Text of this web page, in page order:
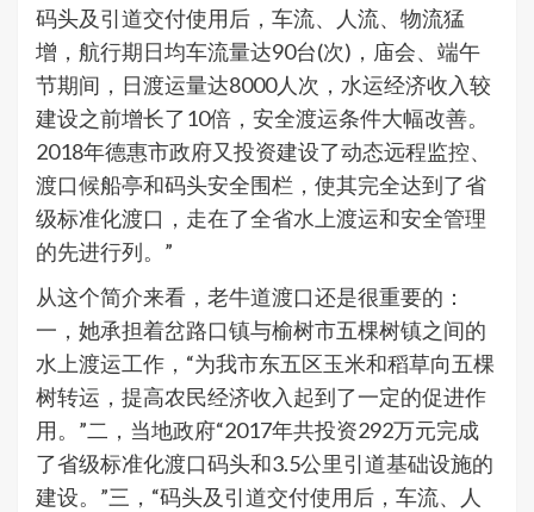
码头及引道交付使用后，车流、人流、物流猛
增，航行期日均车流量达90台(次)，庙会、端午
节期间，日渡运量达8000人次，水运经济收入较
建设之前增长了10倍，安全渡运条件大幅改善。
2018年德惠市政府又投资建设了动态远程监控、
渡口候船亭和码头安全围栏，使其完全达到了省
级标准化渡口，走在了全省水上渡运和安全管理
的先进行列。”
从这个简介来看，老牛道渡口还是很重要的：
一，她承担着岔路口镇与榆树市五棵树镇之间的
水上渡运工作，“为我市东五区玉米和稻草向五棵
树转运，提高农民经济收入起到了一定的促进作
用。”二，当地政府“2017年共投资292万元完成
了省级标准化渡口码头和3.5公里引道基础设施的
建设。”三，“码头及引道交付使用后，车流、人